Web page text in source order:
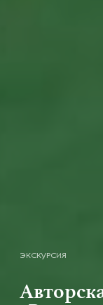
ЭКСКУРСИЯ